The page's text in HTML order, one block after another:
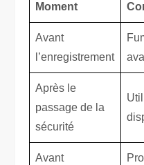
Moment
Avant
l’enregistrement
Après le
passage de la
sécurité
Avant